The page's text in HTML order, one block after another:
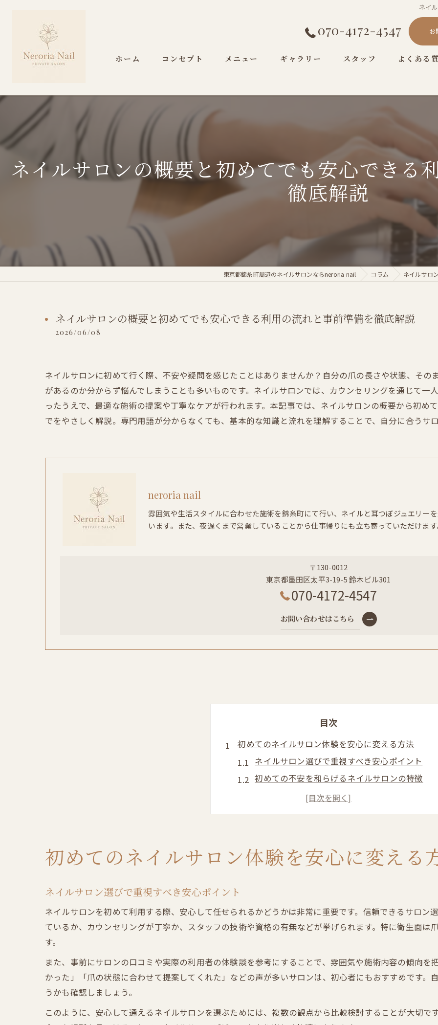
ネイ
070-4172-4547 お
ホーム コンセプト メニュー ギャラリー スタッフ よくある
ネイルサロンの概要と初めてでも安心できる
徹底解説
東京都錦糸町周辺のネイルサロンならneroria nail コラム ネイルサロ
ネイルサロンの概要と初めてでも安心できる利用の流れと事前準備を徹底解説
2026/06/08
ネイルサロンに初めて行く際、不安や疑問を感じたことはありませんか？自分の爪の長さや状態、そ
があるのか分からず悩んでしまうことも多いものです。ネイルサロンでは、カウンセリングを通じて一
ったうえで、最適な施術の提案や丁寧なケアが行われます。本記事では、ネイルサロンの概要から初め
でをやさしく解説。専門用語が分からなくても、基本的な知識と流れを理解することで、自分に合うサ
neroria nail
雰囲気や生活スタイルに合わせた施術を錦糸町にて行い、ネイルと耳つぼジュエリー
います。また、夜遅くまで営業していることから仕事帰りにも立ち寄っていただけま
〒130-0012
東京都墨田区太平3-19-5 鈴木ビル301
070-4172-4547
お問い合わせはこちら
目次
初めてのネイルサロン体験を安心に変える方法
ネイルサロン選びで重視すべき安心ポイント
初めての不安を和らげるネイルサロンの特徴
ネイルサロン利用前に知っておきたい基本知識
ネイルサロンでよくある疑問と解決策まとめ
サロン利用前に知りたい爪の準備ポイント
ネイルサロン前の爪の長さ整え方と注意点
ネイルサロン事前準備で失敗しないコツ
ネイルサロン初めてでも大丈夫な爪の状態
ネイルサロン施術当日の流れを徹底解説
ネイルサロンでのカウンセリングの具体例
ネイルサロン初めてでも安心の流れと雰囲気
初めてのネイルサロン体験を安心に変える
ネイルサロン選びで重視すべき安心ポイント
ネイルサロンを初めて利用する際、安心して任せられるかどうかは非常に重要です。信頼できるサロン
ているか、カウンセリングが丁寧か、スタッフの技術や資格の有無などが挙げられます。特に衛生面は
す。
また、事前にサロンの口コミや実際の利用者の体験談を参考にすることで、雰囲気や施術内容の傾向を
かった」「爪の状態に合わせて提案してくれた」などの声が多いサロンは、初心者にもおすすめです。
うかも確認しましょう。
このように、安心して通えるネイルサロンを選ぶためには、複数の観点から比較検討することが大切で